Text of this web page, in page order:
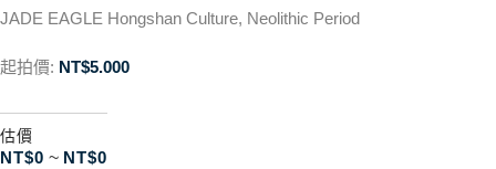
JADE EAGLE Hongshan Culture, Neolithic Period
起拍價: NT$5.000
估價
NT$0 ~ NT$0